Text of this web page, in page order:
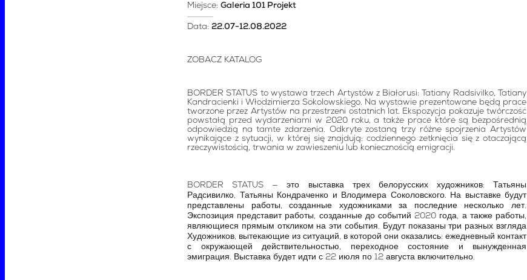
Miejsce: Galeria 101 Projekt
Data: 22.07-12.08.2022
ZOBACZ KATALOG
BORDER STATUS to wystawa trzech Artystów z Białorusi: Tatiany Radsivilko, Tatiany
Kandracienki i Włodzimierza Sokolowskiego. Na wystawie prezentowane będą prace
tworzone przez Artystów na przestrzeni ostatnich lat. Ekspozycja pokazuje twórczość
powstałą przed wydarzeniami w 2020 roku, a także prace które są bezpośrednią
odpowiedzią na tamte zdarzenia. Odkryte zostaną trzy różne spojrzenia Artystów
wynikające z sytuacji, w której się znajdują: codziennego zetknięcia się z otaczającą
rzeczywistością, trwania w zawieszeniu lub koniecznością emigracji.
BORDER STATUS — это выставка трех белорусских художников: Татьяны
Радсивилко, Татьяны Кондраченко и Влодимера Соколовского. На выставке будут
представлены работы, созданные художниками за последние несколько лет.
Экспозиция представит работы, созданные до событий 2020 года, а также работы,
являющиеся прямым откликом на эти события. Будут показаны три разных взгляда
Художников, вытекающие из ситуаций, в которой они оказались: ежедневный контакт
с окружающей действительностью, переходное состояние и вынужденная
эмиграция. Выставка будет идти с 22 июля по 12 августа включительно.